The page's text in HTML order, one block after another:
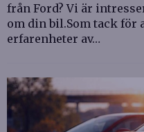
från Ford? Vi är
om din bil.Som tack för
erfarenheter av…